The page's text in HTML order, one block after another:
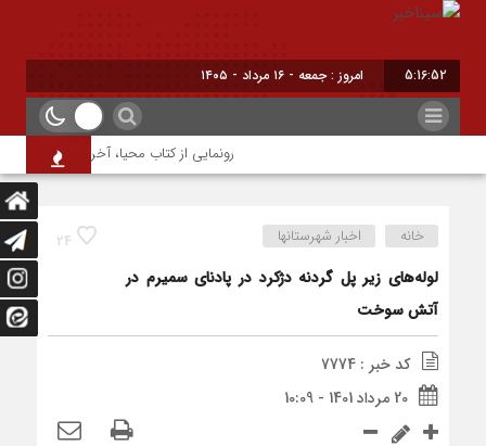
5:16:53 امروز : جمعه - ۱۶ مرداد - ۱۴۰۵
رونمایی از کتاب محیا، آخرین اثر
24 خانه اخبار شهرستانها
لوله‌های زیر پل گردنه دژکرد در پادنای سمیرم در
آتش سوخت
کد خبر : 7774
20 مرداد 1401 - 10:09